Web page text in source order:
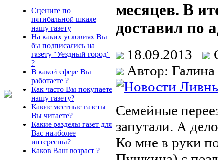
Оцените по
пятибальной шкале
нашу газету
На каких условиях Вы
бы подписались на
газету "Уездный город"
?
В какой сфере Вы
работаете ?
Как часто Вы покупаете
нашу газету?
Какие местные газеты
Вы читаете?
Какие разделы газет для
Вас наиболее
интересны?
Каков Ваш возраст ?
месяцев. В
доставил по
18.09.2013
Автор: Галина
Семейные
запутали. А
Ко мне в руки